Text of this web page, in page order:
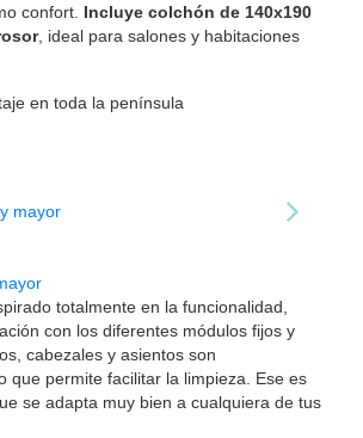
confort. Incluye colchón de 140x190
, ideal para salones y habitaciones
en toda la península
totalmente en la funcionalidad,
con los diferentes módulos fijos y
cabezales y asientos son
que permite facilitar la limpieza. Ese es
se adapta muy bien a cualquiera de tus